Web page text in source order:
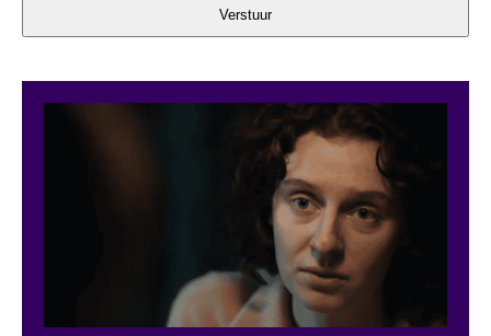
Verstuur